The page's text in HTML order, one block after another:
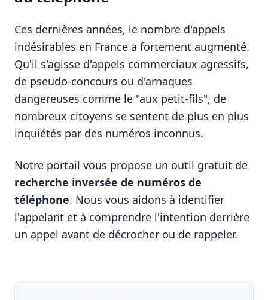
Ces dernières années, le nombre d'appels
indésirables en France a fortement augmenté.
Qu'il s'agisse d'appels commerciaux agressifs,
de pseudo-concours ou d'arnaques
dangereuses comme le "aux petit-fils", de
nombreux citoyens se sentent de plus en plus
inquiétés par des numéros inconnus.
Notre portail vous propose un outil gratuit de
recherche inversée de numéros de
téléphone. Nous vous aidons à identifier
l'appelant et à comprendre l'intention derrière
un appel avant de décrocher ou de rappeler.